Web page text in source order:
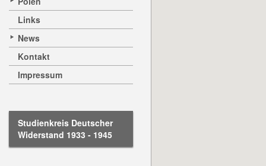
Links
News
Kontakt
Impressum
Studienkreis Deutscher
Widerstand 1933 - 1945